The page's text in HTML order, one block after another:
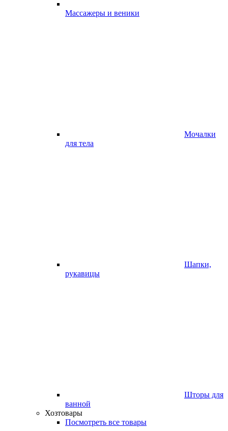
Массажеры и веники
Мочалки
для тела
Шапки,
рукавицы
Шторы для
ванной
Хозтовары
Посмотреть все товары